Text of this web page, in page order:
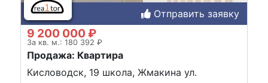
Отправить заявку
9 200 000 ₽
За кв. м.: 180 392 ₽
Продажа: Квартира
Кисловодск, 19 школа, Жмакина ул.